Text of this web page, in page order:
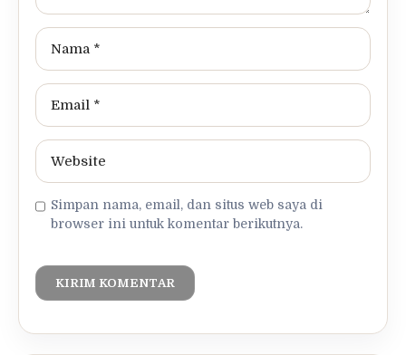
Simpan nama, email, dan situs web saya di
browser ini untuk komentar berikutnya.